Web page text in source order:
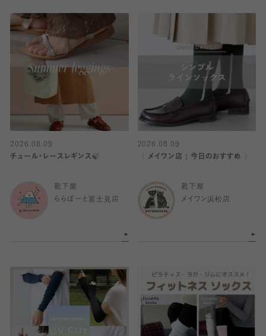
2026.08.09
チュール・レースレギンス🍃
靴下屋
ららぽーと富士見店
2026.08.09
〈 メイワン店｜今日のおすすめ 〉
靴下屋
メイワン浜松店